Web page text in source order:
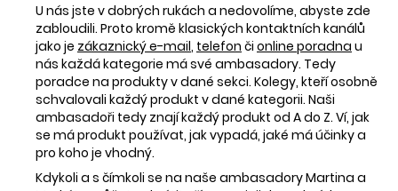
U nás jste v dobrých rukách a nedovolíme, abyste zde
zabloudili. Proto kromě klasických kontaktních kanálů
jako je zákaznický e-mail, telefon či online poradna u
nás každá kategorie má své ambasadory. Tedy
poradce na produkty v dané sekci. Kolegy, kteří osobně
schvalovali každý produkt v dané kategorii. Naši
ambasadoři tedy znají každý produkt od A do Z. Ví, jak
se má produkt používat, jak vypadá, jaké má účinky a
pro koho je vhodný.
Kdykoli a s čímkoli se na naše ambasadory Martina a